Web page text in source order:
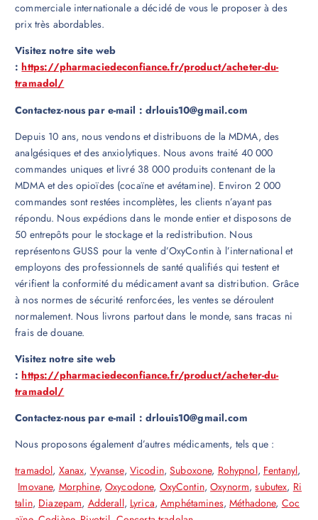
commerciale internationale a décidé de vous le proposer à des
prix très abordables.
Visitez notre site web
:https://pharmaciedeconfiance.fr/product/acheter-du-
tramadol/
Contactez-nous par e-mail : drlouis10@gmail.com
Depuis 10 ans, nous vendons et distribuons de la MDMA, des
analgésiques et des anxiolytiques. Nous avons traité 40 000
commandes uniques et livré 38 000 produits contenant de la
MDMA et des opioïdes (cocaïne et avétamine). Environ 2 000
commandes sont restées incomplètes, les clients n’ayant pas
répondu. Nous expédions dans le monde entier et disposons de
50 entrepôts pour le stockage et la redistribution. Nous
représentons GUSS pour la vente d’OxyContin à l’international et
employons des professionnels de santé qualifiés qui testent et
vérifient la conformité du médicament avant sa distribution. Grâce
à nos normes de sécurité renforcées, les ventes se déroulent
normalement. Nous livrons partout dans le monde, sans tracas ni
frais de douane.
Visitez notre site web
:https://pharmaciedeconfiance.fr/product/acheter-du-
tramadol/
Contactez-nous par e-mail : drlouis10@gmail.com
Nous proposons également d’autres médicaments, tels que :
tramadol, Xanax, Vyvanse, Vicodin,Suboxone, Rohypnol, Fentanyl,
Imovane, Morphine, Oxycodone, OxyContin,Oxynorm,subutex, Ri
talin, Diazepam, Adderall, Lyrica,Amphétamines,Méthadone, Coc